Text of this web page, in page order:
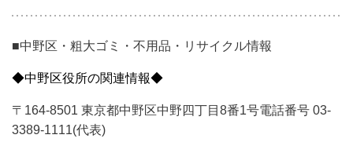
■中野区・粗大ゴミ・不用品・リサイクル情報
◆中野区役所の関連情報◆
〒164-8501 東京都中野区中野四丁目8番1号電話番号 03-
3389-1111(代表)